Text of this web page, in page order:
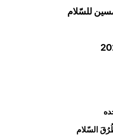
للسّلام